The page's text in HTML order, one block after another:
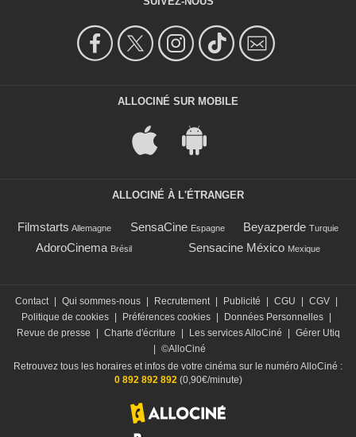
ALLOCINÉ SUR MOBILE
ALLOCINÉ À L'ÉTRANGER
Filmstarts Allemagne SensaCine Espagne Beyazperde Turquie
AdoroCinema Brésil Sensacine México Mexique
Contact Qui sommes-nous Recrutement Publicité CGU CGV
Politique de cookies
Préférences cookies Données Personnelles
Revue de presse
Charte d'écriture Les services AlloCiné
Gérer Utiq
©AlloCiné
Retrouvez tous les horaires et infos de votre cinéma sur le numéro AlloCiné :
0 892 892 892(0,90€/minute)